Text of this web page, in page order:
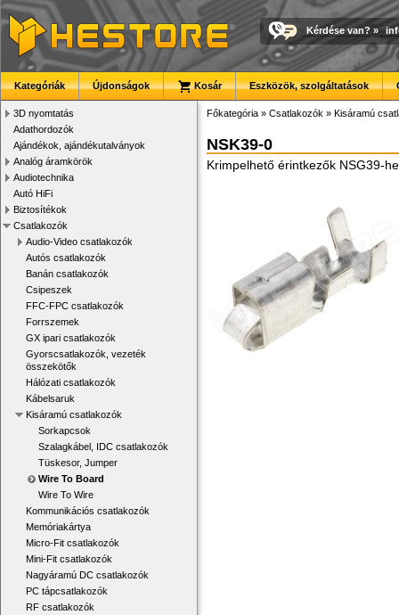
Kérdése van? »
Kategóriák Újdonságok Kosár Eszközök, szolgáltatások
3D nyomtatás
Adathordozók
Ajándékok, ajándékutalványok
Analóg áramkörök
Audiotechnika
Autó HiFi
Biztosítékok
Csatlakozók
Audio-Video csatlakozók
Autós csatlakozók
Banán csatlakozók
Csipeszek
FFC-FPC csatlakozók
Forrszemek
GX ipari csatlakozók
Gyorscsatlakozók, vezeték
összekötők
Hálózati csatlakozók
Kábelsaruk
Kisáramú csatlakozók
Sorkapcsok
Szalagkábel, IDC csatlakozók
Tüskesor, Jumper
Wire To Board
Wire To Wire
Kommunikációs csatlakozók
Memóriakártya
Micro-Fit csatlakozók
Mini-Fit csatlakozók
Nagyáramú DC csatlakozók
PC tápcsatlakozók
RF csatlakozók
Főkategória » Csatlakozók » Kisáramú
NSK39-0
Krimpelhető érintkezők NSG39-